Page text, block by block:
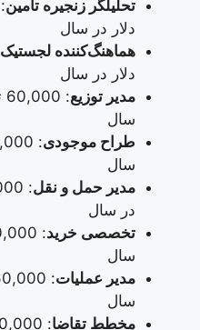
تحلیلگر زنجیره تأمین
دلار در سال
هماهنگ‌کننده لجستیک
دلار در سال
مدیر توزیع
سال
طراح موجودی
سال
مدیر حمل و نقل
در سال
تخصصی خرید
سال
مدیر عملیات
سال
مخطط تقاضا